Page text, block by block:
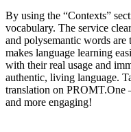
By using the “Contexts”
vocabulary. The service
and polysemantic words
makes language learning
with their real usage and
authentic, living language.
translation on PROMT.One
and more engaging!